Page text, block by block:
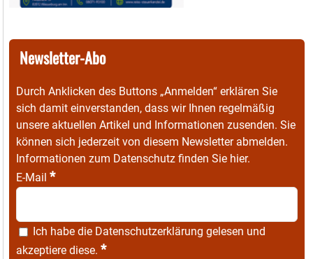
Newsletter-Abo
Durch Anklicken des Buttons „Anmelden“ erklären Sie
sich damit einverstanden, dass wir Ihnen regelmäßig
unsere aktuellen Artikel und Informationen zusenden. Sie
können sich jederzeit von diesem Newsletter abmelden.
Informationen zum Datenschutz finden Sie hier.
E-Mail *
Ich habe die Datenschutzerklärung gelesen und
akzeptiere diese. *